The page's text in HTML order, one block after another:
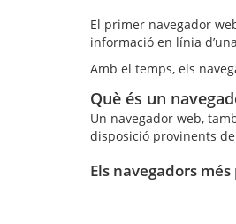
El primer navegador
informació en línia
Amb el temps, els
Què és un
Un navegador web,
disposició provinents
Els navegadors